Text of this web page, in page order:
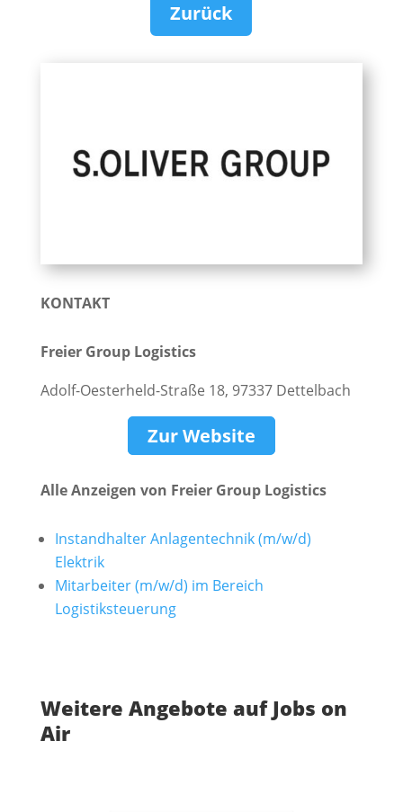
Zurück
KONTAKT
Freier Group Logistics
Adolf-Oesterheld-Straße 18, 97337 Dettelbach
Zur Website
Alle Anzeigen von Freier Group Logistics
Instandhalter Anlagentechnik (m/w/d)
Elektrik
Mitarbeiter (m/w/d) im Bereich
Logistiksteuerung
Weitere Angebote auf Jobs on
Air